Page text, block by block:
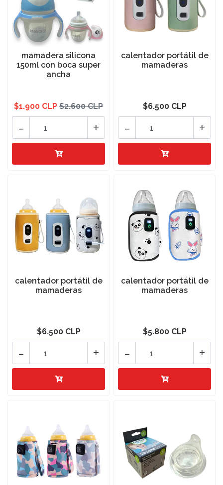
mamadera silicona
150ml con boca super
ancha
$1.900 CLP $2.600 CLP
+
-
calentador portátil de
mamaderas
$6.500 CLP
+
-
calentador portátil de
mamaderas
$6.500 CLP
+
-
calentador portátil de
mamaderas
$5.800 CLP
+
-